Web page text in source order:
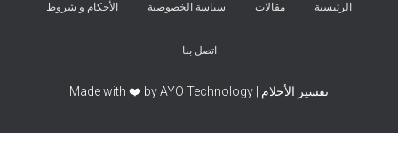
الرئيسية مقالات سياسة الخصوصية الأحكام و شروط
اتصل بنا
تفسير الأحلام | Made with ❤️ by AYO Technology